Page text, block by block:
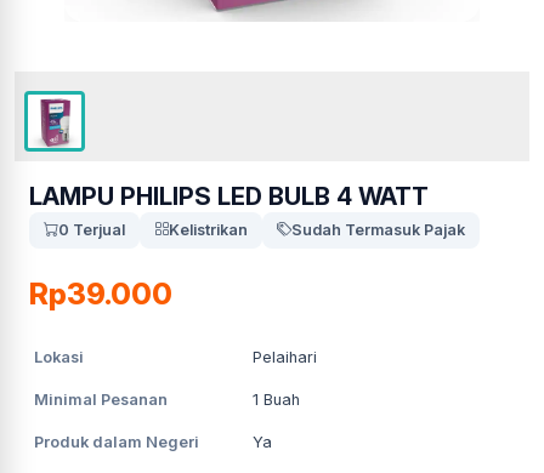
LAMPU PHILIPS LED BULB 4 WATT
0 Terjual Kelistrikan Sudah Termasuk Pajak
Rp39.000
Lokasi Pelaihari
Minimal Pesanan 1 Buah
Produk dalam Negeri Ya